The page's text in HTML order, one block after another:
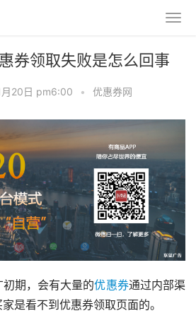
券领取失败是怎么回事
月20日 pm6:00 • 优惠券网
期，会有大量的优惠券通过内部渠
是看不到优惠券领取页面的。